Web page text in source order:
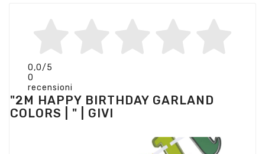
0,0/5
0
recensioni
"2M HAPPY BIRTHDAY GARLAND
COLORS | " | GIVI